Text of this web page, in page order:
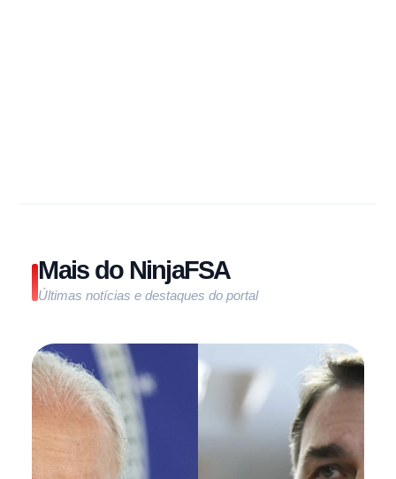
Mais do NinjaFSA
Últimas notícias e destaques do portal